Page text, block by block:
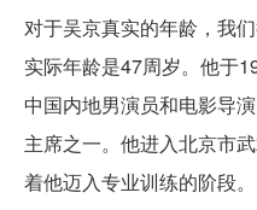
对于吴京真实的年龄，我
实际年龄是47周岁。他于
中国内地男演员和电影导
主席之一。他进入北京市
着他迈入专业训练的阶段。